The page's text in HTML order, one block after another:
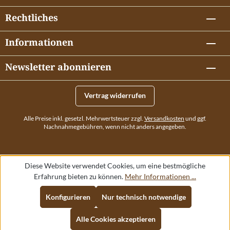
Rechtliches
Informationen
Newsletter abonnieren
Vertrag widerrufen
Alle Preise inkl. gesetzl. Mehrwertsteuer zzgl. Versandkosten und ggf.
Nachnahmegebühren, wenn nicht anders angegeben.
Diese Website verwendet Cookies, um eine bestmögliche
Erfahrung bieten zu können. Mehr Informationen ...
Nur technisch notwendige
Konfigurieren
Alle Cookies akzeptieren